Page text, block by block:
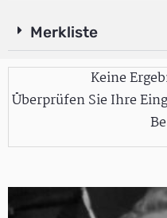
Merkliste
Keine
Überprüfen Sie Ihre